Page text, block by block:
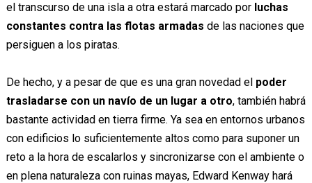
el transcurso de una isla a otra estará marcado por luchas
constantes contra las flotas armadas de las naciones que
persiguen a los piratas.
De hecho, y a pesar de que es una gran novedad el poder
trasladarse con un navío de un lugar a otro, también habrá
bastante actividad en tierra firme. Ya sea en entornos urbanos
con edificios lo suficientemente altos como para suponer un
reto a la hora de escalarlos y sincronizarse con el ambiente o
en plena naturaleza con ruinas mayas, Edward Kenway hará